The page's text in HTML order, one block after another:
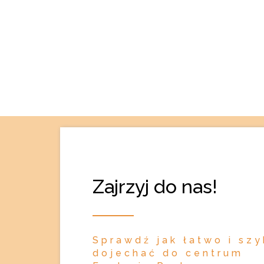
Zajrzyj do nas!
Sprawdź jak łatwo i
dojechać do centrum